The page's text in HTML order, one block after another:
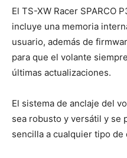
El TS-XW Racer SPARCO
incluye una memoria
usuario, además de
para que el volante
últimas actualizaciones.
El sistema de anclaje del
sea robusto y versátil y se
sencilla a cualquier tipo